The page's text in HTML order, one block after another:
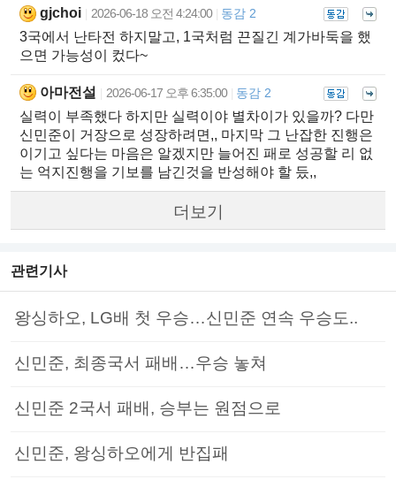
gjchoi 2026-06-18 오전 4:24:00 동감 2
3국에서 난타전 하지말고, 1국처럼 끈질긴 계가바둑을 했
으면 가능성이 컸다~
아마전설 2026-06-17 오후 6:35:00 동감 2
실력이 부족했다 하지만 실력이야 별차이가 있을까? 다만
신민준이 거장으로 성장하려면,, 마지막 그 난잡한 진행은
이기고 싶다는 마음은 알겠지만 늘어진 패로 성공할 리 없
는 억지진행을 기보를 남긴것을 반성해야 할 듰,,
더보기
관련기사
왕싱하오, LG배 첫 우승…신민준 연속 우승도..
신민준, 최종국서 패배…우승 놓쳐
신민준 2국서 패배, 승부는 원점으로
신민준, 왕싱하오에게 반집패